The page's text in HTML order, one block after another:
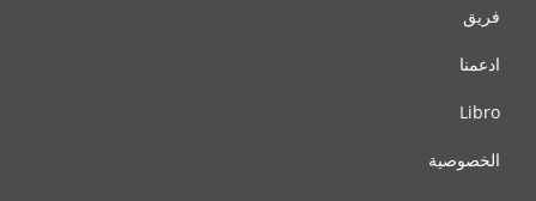
فريق
ادعمنا
Libro
الخصوصية